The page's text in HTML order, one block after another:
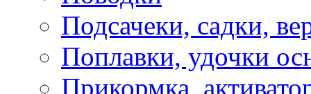
Подсачеки, садки,
Поплавки, удочки
Прикормка,